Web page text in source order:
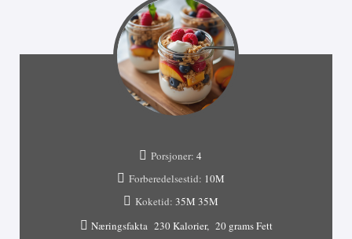
Porsjoner: 4
Forberedelsestid: 10M
Koketid: 35M 35M
Næringsfakta 230 Kalorier
20 grams Fett